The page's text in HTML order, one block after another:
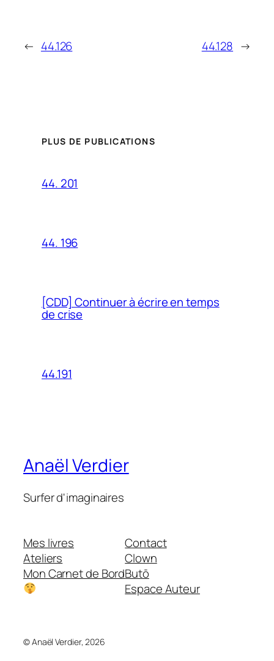
← 44.126 44.128 →
PLUS DE PUBLICATIONS
44. 201
44. 196
[CDD] Continuer à écrire en temps
de crise
44.191
Anaël Verdier
Surfer d'imaginaires
Mes livres
Ateliers
Mon Carnet de Bord
Contact
Clown
Butō
Espace Auteur
© Anaël Verdier, 2026